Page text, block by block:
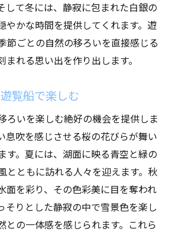
して冬には、静寂に包まれた白銀の
やかな時間を提供してくれます。遊
節ごとの自然の移ろいを直接感じる
まれる思い出を作り出します。
覧船で楽しむ
ろいを楽しむ絶好の機会を提供しま
息吹を感じさせる桜の花びらが舞い
す。夏には、湖面に映る青空と緑の
とともに訪れる人々を迎えます。秋
面を彩り、その色彩美に目を奪われ
そりとした静寂の中で雪景色を楽し
との一体感を感じられます。これら